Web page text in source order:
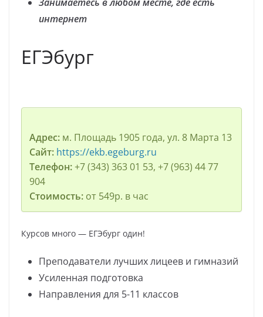
интернет
ЕГЭбург
Адрес:м. Площадь 1905 года, ул. 8 Марта 13
Сайт: https://ekb.egeburg.ru
Телефон:+7 (343) 363 01 53, +7 (963) 44 77
904
Стоимость: от 549р. в час
Курсов много — ЕГЭбург один!
Преподаватели лучших лицеев и гимназий
Усиленная подготовка
Направления для 5-11 классов